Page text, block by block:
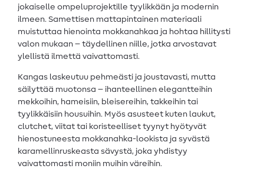
jokaiselle ompeluprojektille tyylikkään ja modernin
ilmeen. Samettisen mattapintainen materiaali
muistuttaa hienointa mokkanahkaa ja hohtaa hillitysti
valon mukaan – täydellinen niille, jotka arvostavat
ylellistä ilmettä vaivattomasti.
Kangas laskeutuu pehmeästi ja joustavasti, mutta
säilyttää muotonsa – ihanteellinen elegantteihin
mekkoihin, hameisiin, bleisereihin, takkeihin tai
tyylikkäisiin housuihin. Myös asusteet kuten laukut,
clutchet, viitat tai koristeelliset tyynyt hyötyvät
hienostuneesta mokkanahka-lookista ja syvästä
karamellinruskeasta sävystä, joka yhdistyy
vaivattomasti moniin muihin väreihin.